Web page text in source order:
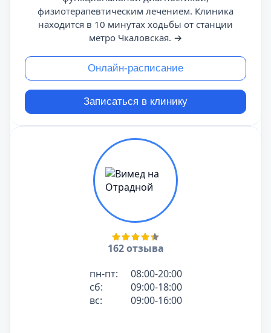
физиотерапевтическим лечением. Клиника
находится в 10 минутах ходьбы от станции
метро Чкаловская. →
Онлайн-расписание
Записаться в клинику
162 отзыва
пн-пт:
08:00-20:00
сб:
09:00-18:00
вс:
09:00-16:00